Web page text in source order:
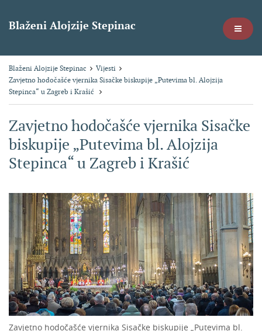
Blaženi Alojzije Stepinac
Blaženi Alojzije Stepinac
Vijesti
Zavjetno hodočašće vjernika Sisačke biskupije „Putevima bl. Alojzija
Stepinca“ u Zagreb i Krašić
Zavjetno hodočašće vjernika Sisačke
biskupije „Putevima bl. Alojzija
Stepinca“ u Zagreb i Krašić
Zavjetno hodočašće vjernika Sisačke biskupije „Putevima bl.